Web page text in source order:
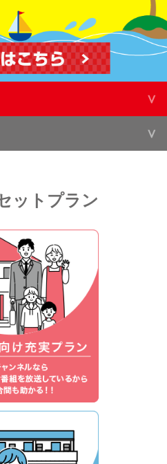
ットプラン